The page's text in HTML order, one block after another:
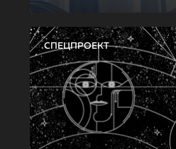
СПЕЦПРОЕКТ